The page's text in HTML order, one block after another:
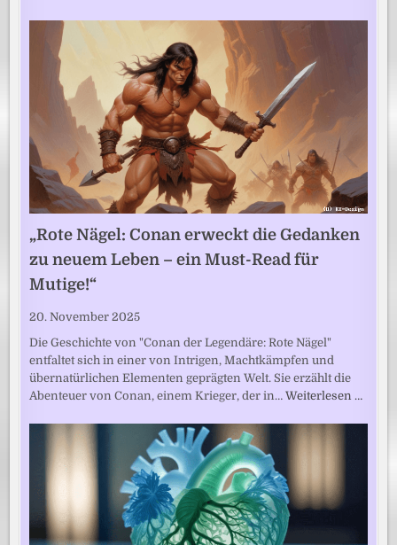
„Rote Nägel: Conan erweckt die Gedanken
zu neuem Leben – ein Must-Read für
Mutige!“
20. November 2025
Die Geschichte von "Conan der Legendäre: Rote Nägel"
entfaltet sich in einer von Intrigen, Machtkämpfen und
übernatürlichen Elementen geprägten Welt. Sie erzählt die
Abenteuer von Conan, einem Krieger, der in…Weiterlesen …